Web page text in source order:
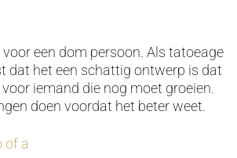
een dom persoon. Als tatoeage
dat het een schattig ontwerp is dat
iemand die nog moet groeien.
doen voordat het beter weet.